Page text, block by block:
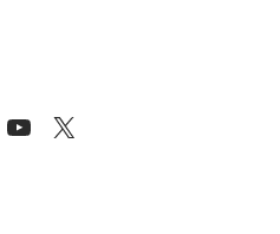
Modüller
Şerit LED